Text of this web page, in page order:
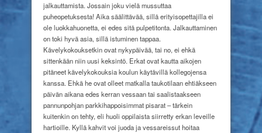
jalkauttamista. Jossain joku vielä mussuttaa
puheopetuksesta! Aika säälittävää, sillä erityisopettajilla ei
ole luokkahuonetta, ei edes sitä pulpetitonta. Jalkauttaminen
on toki hyvä asia, sillä istuminen tappaa.
Kävelykokouksetkin ovat nykypäivää, tai no, ei ehkä
sittenkään niin uusi keksintö. Erkat ovat kautta aikojen
pitäneet kävelykokouksia koulun käytävillä kollegojensa
kanssa. Ehkä he ovat olleet matkalla taukotilaan ehtiäkseen
päivän aikana edes kerran vessaan tai saalistaakseen
pannunpohjan parkkihappoisimmat pisarat – tärkein
kuitenkin on tehty, eli huoli oppilaista siirretty erkan leveille
hartioille. Kyllä kahvit voi juoda ja vessareissut hoitaa